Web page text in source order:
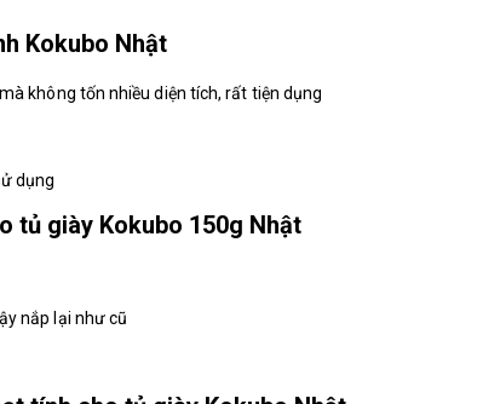
Kokubo Nhật
không tốn nhiều diện tích, rất tiện dụng
dụng
tủ giày Kokubo 150g Nhật
nắp lại như cũ